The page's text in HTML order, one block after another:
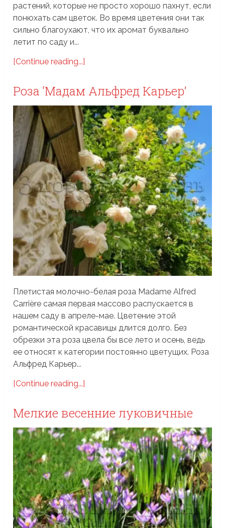
растений, которые не просто хорошо пахнут, если
понюхать сам цветок. Во время цветения они так
сильно благоухают, что их аромат буквально
летит по саду и...
[Continue reading...]
Роза ‘Мадам Альфред Карьер’
Плетистая молочно-белая роза Madame Alfred
Carrière самая первая массово распускается в
нашем саду в апреле-мае. Цветение этой
романтической красавицы длится долго. Без
обрезки эта роза цвела бы все лето и осень, ведь
ее относят к категории постоянно цветущих. Роза
Альфред Карьер...
[Continue reading...]
Мелкие весенние луковичные